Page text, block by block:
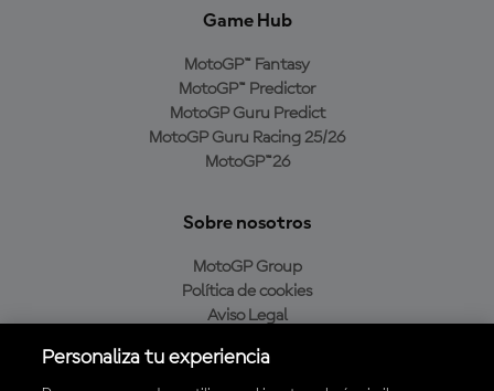
Game Hub
MotoGP™ Fantasy
MotoGP™ Predictor
MotoGP Guru Predict
MotoGP Guru Racing 25/26
MotoGP™26
Sobre nosotros
MotoGP Group
Política de cookies
Aviso Legal
Política de compra
Personaliza tu experiencia